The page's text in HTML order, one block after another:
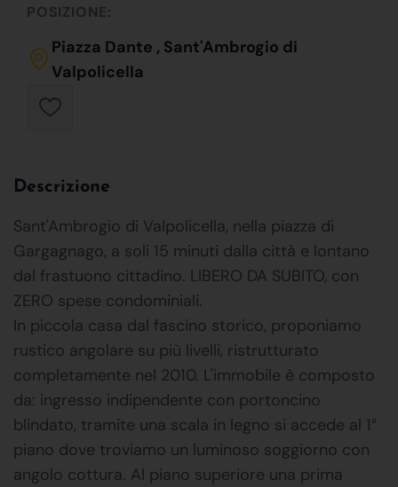
POSIZIONE:
Piazza Dante , Sant'Ambrogio di
Valpolicella
Descrizione
Sant'Ambrogio di Valpolicella, nella piazza di
Gargagnago, a soli 15 minuti dalla città e lontano
dal frastuono cittadino. LIBERO DA SUBITO, con
ZERO spese condominiali.
In piccola casa dal fascino storico, proponiamo
rustico angolare su più livelli, ristrutturato
completamente nel 2010. L'immobile è composto
da: ingresso indipendente con portoncino
blindato, tramite una scala in legno si accede al 1°
piano dove troviamo un luminoso soggiorno con
angolo cottura. Al piano superiore una prima